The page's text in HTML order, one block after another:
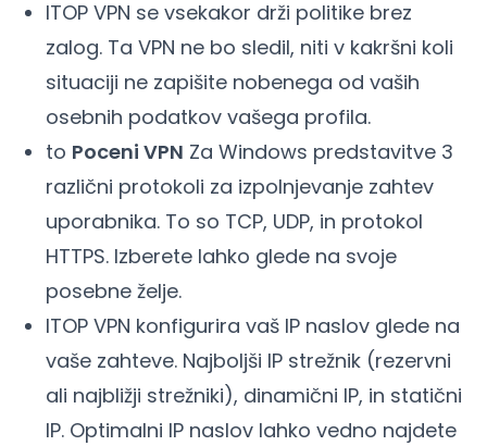
ITOP VPN se vsekakor drži politike brez
zalog. Ta VPN ne bo sledil, niti v kakršni koli
situaciji ne zapišite nobenega od vaših
osebnih podatkov vašega profila.
to Poceni VPN Za Windows predstavitve 3
različni protokoli za izpolnjevanje zahtev
uporabnika. To so TCP, UDP, in protokol
HTTPS. Izberete lahko glede na svoje
posebne želje.
ITOP VPN konfigurira vaš IP naslov glede na
vaše zahteve. Najboljši IP strežnik (rezervni
ali najbližji strežniki), dinamični IP, in statični
IP. Optimalni IP naslov lahko vedno najdete